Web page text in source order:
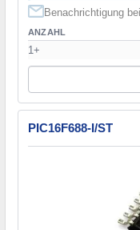
Benachrichtigung
ANZAHL
1+
PIC16F688-I/ST